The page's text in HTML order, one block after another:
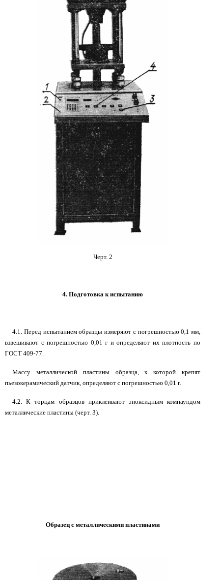
Черт. 2
4. Подготовка к испытанию
4.1. Перед испытанием образцы измеряют с погрешностью 0,1 мм,
взвешивают с погрешностью 0,01 г и определяют их плотность по
ГОСТ 409-77.
Массу металлической пластины образца, к которой крепят
пьезокерамический датчик, определяют с погрешностью 0,01 г.
4.2. К торцам образцов приклеивают эпоксидным компаундом
металлические пластины (черт. 3).
Образец с металлическими пластинами